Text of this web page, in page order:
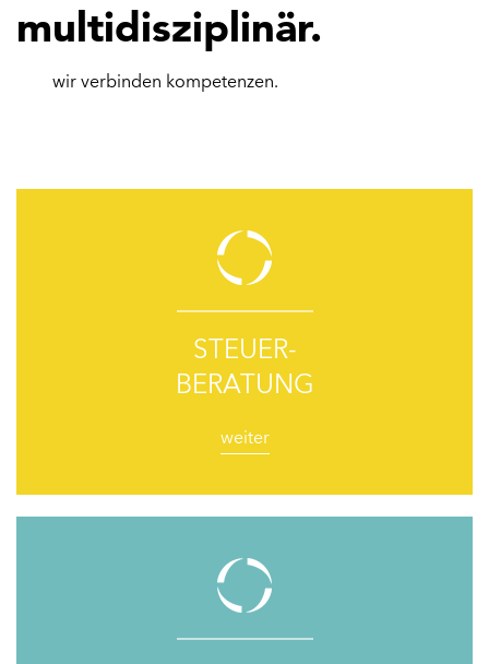
multidisziplinär.
wir verbinden kompetenzen.
STEUER-
BERATUNG
weiter